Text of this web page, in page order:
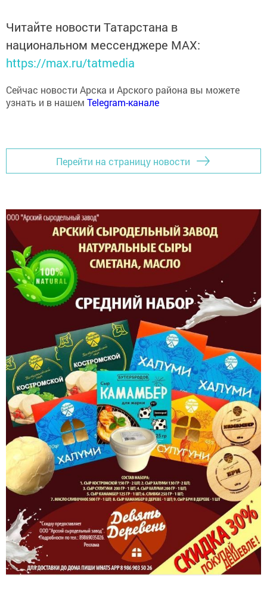
Читайте новости Татарстана в
национальном мессенджере MАХ:
https://max.ru/tatmedia
узнать и в нашемTelegram-канале
Перейти на страницу новости